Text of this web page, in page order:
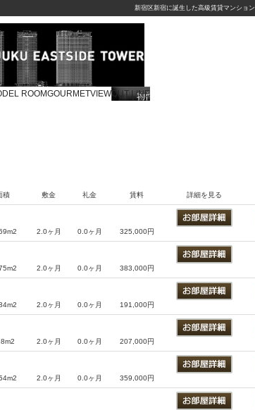
新宿区新宿に誕生した高級賃貸マンション
ROOMGOURMETVIEWOUT LINE
積 敷金 礼金 賃料 詳細を見る
2.0ヶ月 0.0ヶ月 325,000円
2.0ヶ月 0.0ヶ月 383,000円
2.0ヶ月 0.0ヶ月 191,000円
2.0ヶ月 0.0ヶ月 207,000円
2.0ヶ月 0.0ヶ月 359,000円